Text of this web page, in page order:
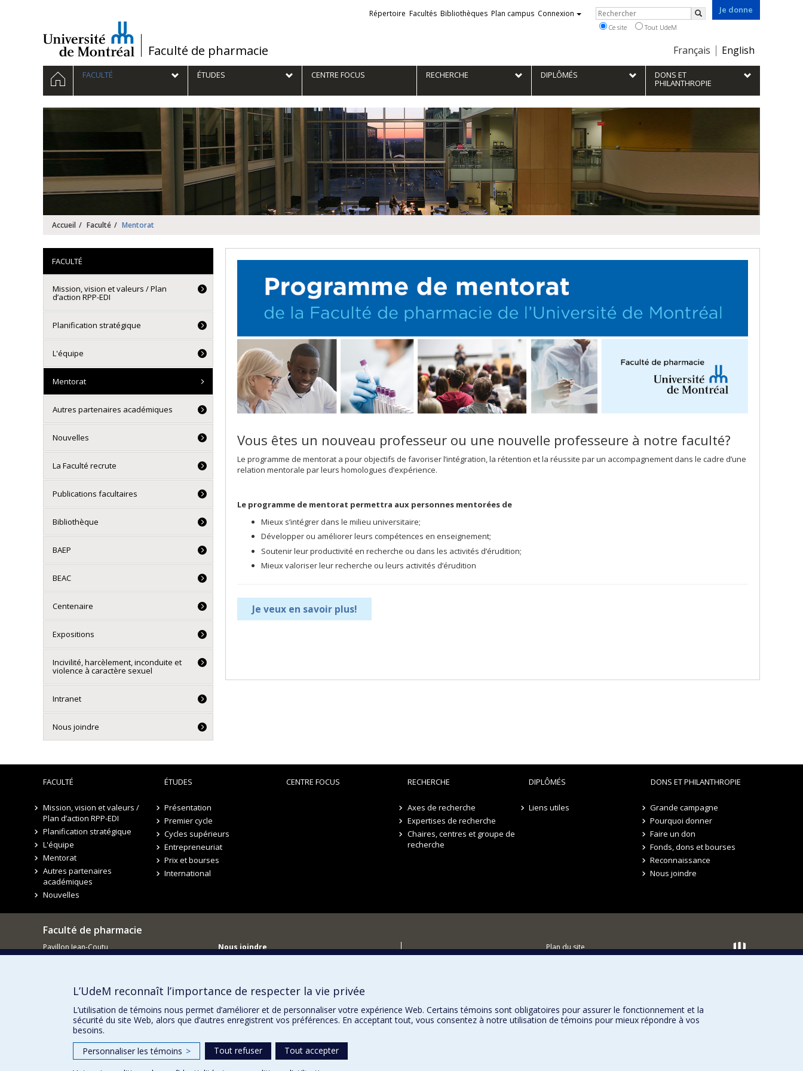
/Faculté de pharmacie
Je donne
Choix
la
langue
Français English
Liens
externes
Répertoire Facultés Bibliothèques Plan campus Connexion Rechercher
Rechercher
Ce site Tout UdeM
Navigation
principale
ACCUEILFACULTÉ ÉTUDES CENTRE FOCUS RECHERCHE DIPLÔMÉS DONS ET
PHILANTHROPIE
Accueil Faculté Mentorat
Vous êtes un nouveau professeur ou une nouvelle professeure à notre faculté?
Le programme de mentorat a pour objectifs de favoriser l’intégration, la rétention et la réussite par un accompagnement dans le cadre d’une
relation mentorale par leurs homologues d’expérience.
Le programme de mentorat permettra aux personnes mentorées de
Mieux s’intégrer dans le milieu universitaire;
Développer ou améliorer leurs compétences en enseignement;
Soutenir leur productivité en recherche ou dans les activités d’érudition;
Mieux valoriser leur recherche ou leurs activités d’érudition
Je veux en savoir plus!
FACULTÉ
Mission, vision et valeurs / Plan
d’action RPP-EDI
Planification stratégique
L'équipe
Mentorat
Autres partenaires académiques
Nouvelles
La Faculté recrute
Publications facultaires
Bibliothèque
BAEP
BEAC
Centenaire
Expositions
Incivilité, harcèlement, inconduite et
violence à caractère sexuel
Intranet
Nous joindre
FACULTÉ
Mission, vision et valeurs /
Plan d’action RPP-EDI
Planification stratégique
L'équipe
Mentorat
Autres partenaires
académiques
Nouvelles
ÉTUDES
Présentation
Premier cycle
Cycles supérieurs
Entrepreneuriat
Prix et bourses
International
CENTRE FOCUS RECHERCHE
Axes de recherche
Expertises de recherche
Chaires, centres et groupe de
recherche
DIPLÔMÉS
Liens utiles
DONS ET PHILANTHROPIE
Grande campagne
Pourquoi donner
Faire un don
Fonds, dons et bourses
Reconnaissance
Nous joindre
Faculté de pharmacie
Pavillon Jean-Coutu
2940, chemin de Polytechnique,
Nous joindre
Plan du site
L’UdeM reconnaît l’importance de respecter la vie privée
L’utilisation de témoins nous permet d’améliorer et de personnaliser votre expérience Web. Certains témoins sont obligatoires pour assurer le fonctionnement et la
sécurité du site Web, alors que d’autres enregistrent vos préférences. En acceptant tout, vous consentez à notre utilisation de témoins pour mieux répondre à vos
besoins.
Personnaliser les témoins > Tout refuser
Tout accepter